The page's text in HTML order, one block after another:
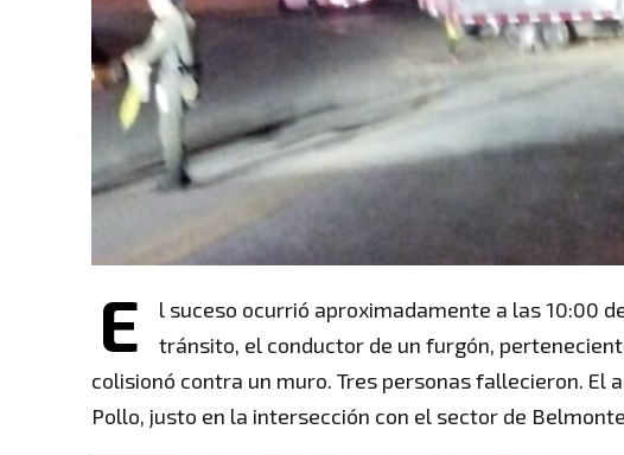
E
l suceso ocurrió aproximadamente a las 10:00
tránsito, el conductor de un furgón,
colisionó contra un muro. Tres personas fallecieron.
Pollo, justo en la intersección con el sector de